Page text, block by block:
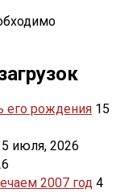
его рождения 15
5 июля, 2026
2007 год 4